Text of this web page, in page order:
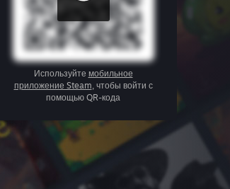
Используйте мобильное
приложение Steam, чтобы войти с
помощью QR-кода